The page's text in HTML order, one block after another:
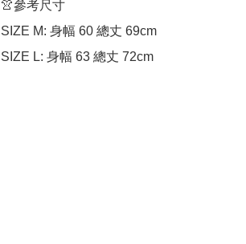
👚參考尺寸
SIZE M: 身幅 60 總丈 69cm
SIZE L: 身幅 63 總丈 72cm